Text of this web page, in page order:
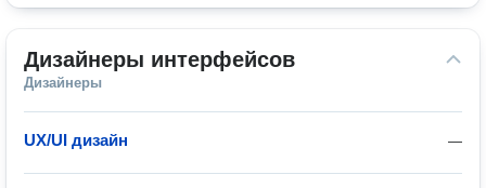
Дизайнеры интерфейсов
Дизайнеры
—
UX/UI дизайн